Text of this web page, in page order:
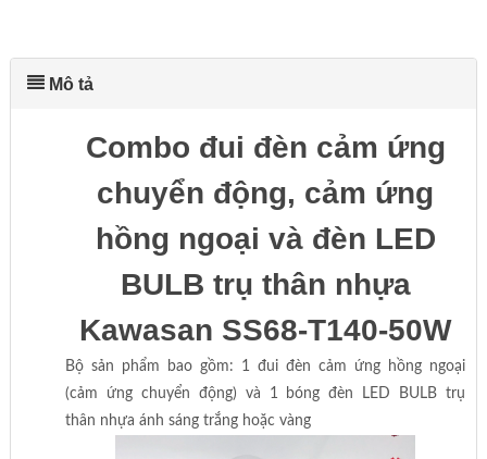
Mô tả
Combo đui đèn cảm ứng
chuyển động, cảm ứng
hồng ngoại và đèn LED
BULB trụ thân nhựa
Kawasan SS68-T140-50W
Bộ sản phẩm bao gồm: 1 đui đèn cảm ứng hồng ngoại
(cảm ứng chuyển động) và 1 bóng đèn LED BULB trụ
thân nhựa ánh sáng trắng hoặc vàng